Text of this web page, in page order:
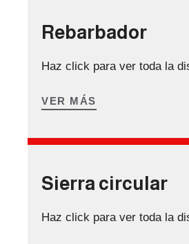
Rebarbador
Haz click para ver toda la
VER MÁS
Sierra circular
Haz click para ver toda la